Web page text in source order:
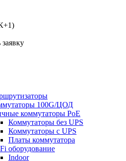
100G/ЦОД
коммутаторы PoE
Коммутаторы без UPS
Коммутаторы с UPS
Платы коммутатора
оборудование
Indoor